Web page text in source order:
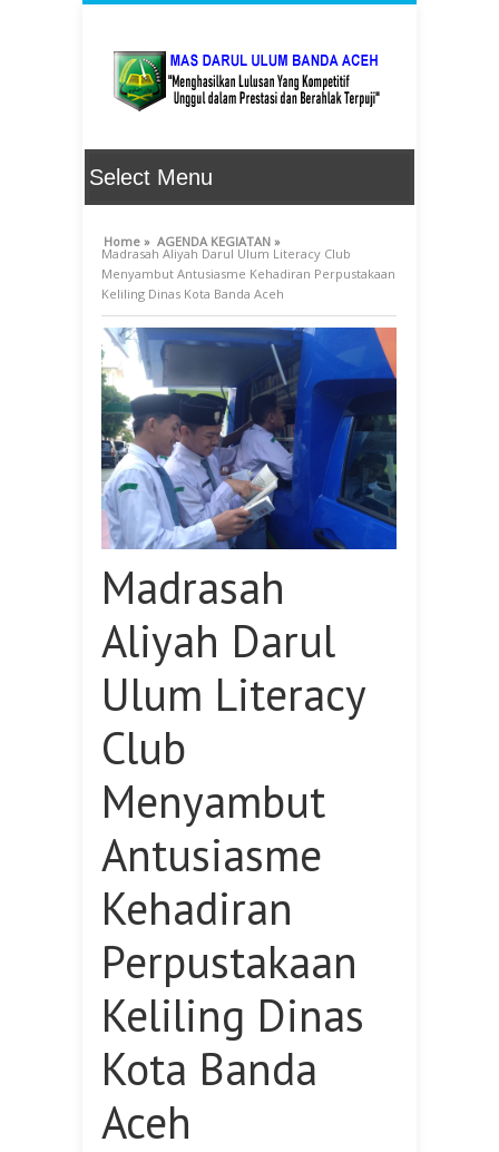
Home » AGENDA KEGIATAN »
Madrasah Aliyah Darul Ulum Literacy Club
Menyambut Antusiasme Kehadiran Perpustakaan
Keliling Dinas Kota Banda Aceh
Madrasah
Aliyah Darul
Ulum Literacy
Club
Menyambut
Antusiasme
Kehadiran
Perpustakaan
Keliling Dinas
Kota Banda
Aceh